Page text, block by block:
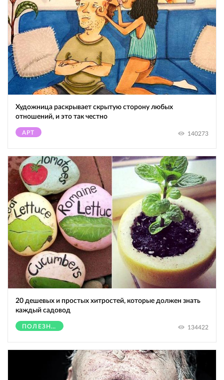
Художница раскрывает скрытую сторону любых
отношений, и это так честно
АРТ 140273
20 дешевых и простых хитростей, которые должен знать
каждый садовод
ПОЛЕЗНОЕ 134422